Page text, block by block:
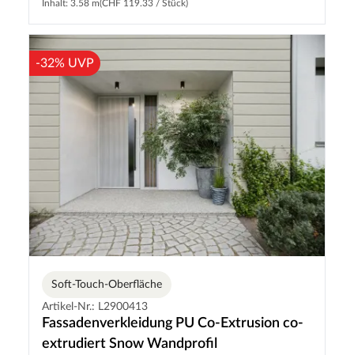
Inhalt: 3.58 m(CHF 119.33 / Stück)
-32% UVP
Soft-Touch-Oberfläche
Artikel-Nr.: L2900413
Fassadenverkleidung PU Co-Extrusion co-
extrudiert Snow Wandprofil